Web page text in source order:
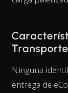
Transporte
Ninguna
entrega de